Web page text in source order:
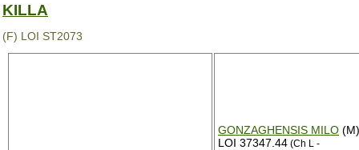
KILLA
(F) LOI ST2073
GONZAGHENSIS MILO (M)
LOI 37347.44 (Ch L -